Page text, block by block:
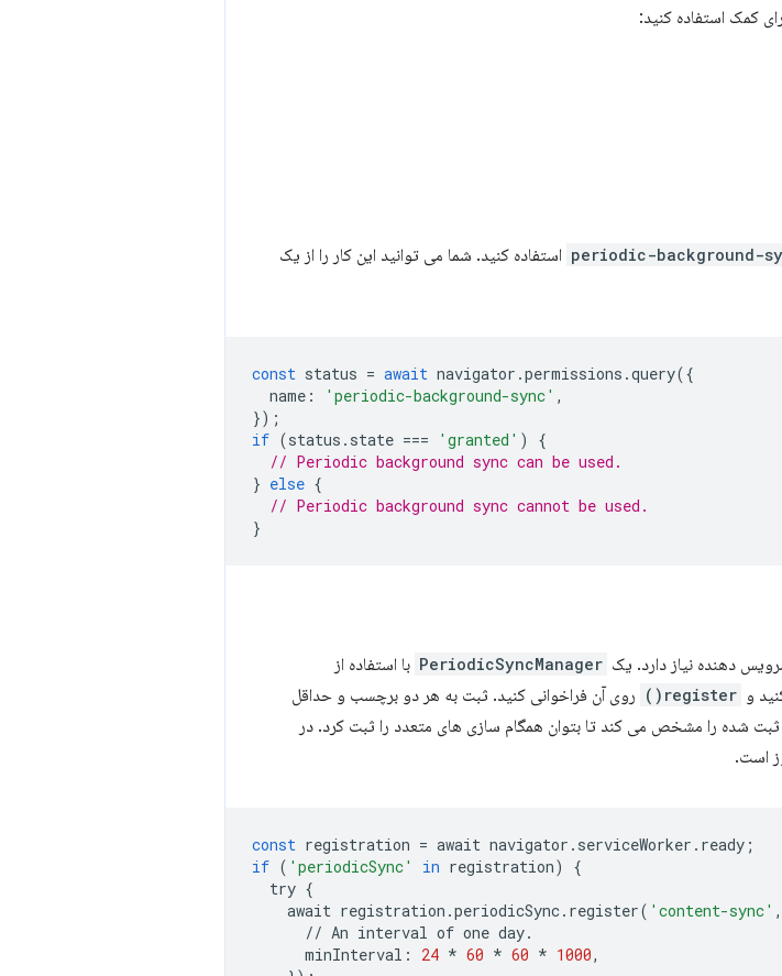
کمک استفاده کنید:
periodic-background- استفاده کنید. شما می توانید این کار را از یک
const status = await navigator .permissions .query({
name : 'periodic-background-sync' ,
});
if (status . state === 'granted' )
{
// Periodic background sync can be used.
} else {
// Periodic background sync cannot be used.
}
دهنده نیاز دارد. یک PeriodicSyncManager با استفاده از
و register()
روی آن فراخوانی کنید. ثبت به هر دو برچسب و حداقل
ثبت شده را مشخص می کند تا بتوان همگام سازی های متعدد را ثبت کرد. در
است.
const registration = await navigator . serviceWorker . ready ;
if ( 'periodicSync' in registration)
{
try {
await registration .periodicSync. register( 'content-sync' ,
// An interval of one day.
minInterval : 24 * 60 * 60 * 1000,